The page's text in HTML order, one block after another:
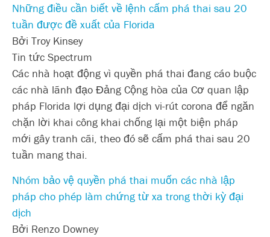
Những điều cần biết về lệnh cấm phá thai sau 20
tuần được đề xuất của Florida
Bởi Troy Kinsey
Tin tức Spectrum
Các nhà hoạt động vì quyền phá thai đang cáo buộc
các nhà lãnh đạo Đảng Cộng hòa của Cơ quan lập
pháp Florida lợi dụng đại dịch vi-rút corona để ngăn
chặn lời khai công khai chống lại một biện pháp
mới gây tranh cãi, theo đó sẽ cấm phá thai sau 20
tuần mang thai.
Nhóm bảo vệ quyền phá thai muốn các nhà lập
pháp cho phép làm chứng từ xa trong thời kỳ đại
dịch
Bởi Renzo Downey